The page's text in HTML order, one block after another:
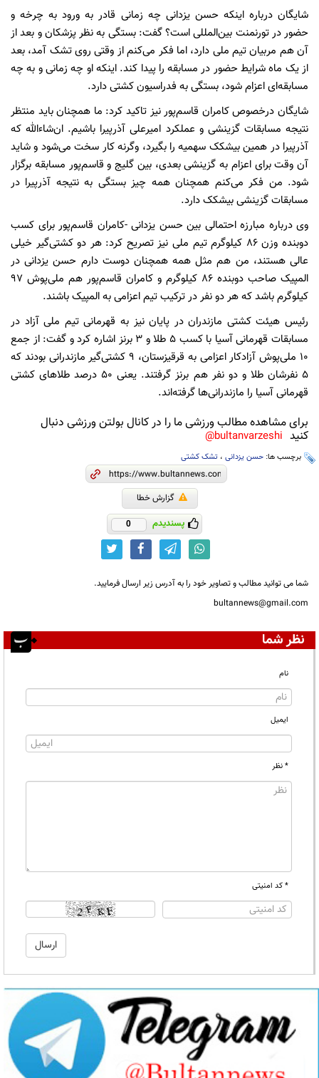
شایگان درباره اینکه حسن یزدانی چه زمانی قادر به ورود به چرخه و
حضور در تورنمنت بین‌المللی است؟ گفت: بستگی به نظر پزشکان و بعد از
آن هم مربیان تیم ملی دارد، اما فکر می‌کنم از وقتی روی تشک آمد، بعد
از یک ماه شرایط حضور در مسابقه را پیدا کند. اینکه او چه زمانی و به چه
مسابقه‌ای اعزام شود، بستگی به فدراسیون کشتی دارد.
شایگان درخصوص کامران قاسم‌پور نیز تاکید کرد: ما همچنان باید منتظر
نتیجه مسابقات گزینشی و عملکرد امیرعلی آذرپیرا باشیم. ان‌شاءالله که
آذرپیرا در همین بیشکک سهمیه را بگیرد، وگرنه کار سخت می‌شود و شاید
آن وقت برای اعزام به گزینشی بعدی، بین گلیج و قاسم‌پور مسابقه برگزار
شود. من فکر می‌کنم همچنان همه چیز بستگی به نتیجه آذرپیرا در
مسابقات گزینشی بیشکک دارد.
وی درباره مبارزه احتمالی بین حسن یزدانی -کامران قاسم‌پور برای کسب
دوبنده وزن 86 کیلوگرم تیم ملی نیز تصریح کرد: هر دو کشتی‌گیر خیلی
عالی هستند، من هم مثل همه همچنان دوست دارم حسن یزدانی در
المپیک صاحب دوبنده 86 کیلوگرم و کامران قاسم‌پور هم ملی‌پوش 97
کیلوگرم باشد که هر دو نفر در ترکیب تیم اعزامی به المپیک باشند.
رئیس هیئت کشتی مازندران در پایان نیز به قهرمانی تیم ملی آزاد در
مسابقات قهرمانی آسیا با کسب 5 طلا و 3 برنز اشاره کرد و گفت: از جمع
10 ملی‌پوش آزادکار اعزامی به قرقیزستان، 9 کشتی‌گیر مازندرانی بودند که
5 نفرشان طلا و دو نفر هم برنز گرفتند. یعنی 50 درصد طلاهای کشتی
قهرمانی آسیا را مازندرانی‌ها گرفته‌اند.
برای مشاهده مطالب ورزشی ما را در کانال بولتن ورزشی دنبال
کنید bultanvarzeshi@
برچسب ها: حسن یزدانی ، تشک کشتی
گزارش خطا
پسندیدم 0
شما می توانید مطالب و تصاویر خود را به آدرس زیر ارسال فرمایید.
bultannews@gmail.com
نظر شما
نام
ایمیل
* نظر
* کد امنیتی